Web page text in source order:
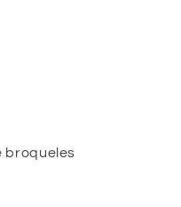
broqueles